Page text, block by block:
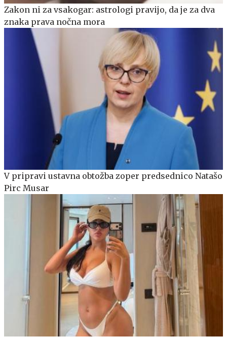
Zakon ni za vsakogar: astrologi pravijo, da je za dva
znaka prava nočna mora
V pripravi ustavna obtožba zoper predsednico Natašo
Pirc Musar